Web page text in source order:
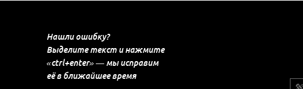
Нашли ошибку?
Выделите текст и нажмите
«ctrl+enter» — мы исправим
её в ближайшее время